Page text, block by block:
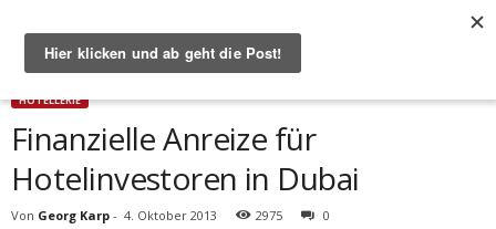
Start Hotellerie Finanzielle Anreize für Hotelinvestoren in Dubai
HOTELLERIE
Finanzielle Anreize für
Hotelinvestoren in Dubai
Von Georg Karp - 4. Oktober 2013 2975 0